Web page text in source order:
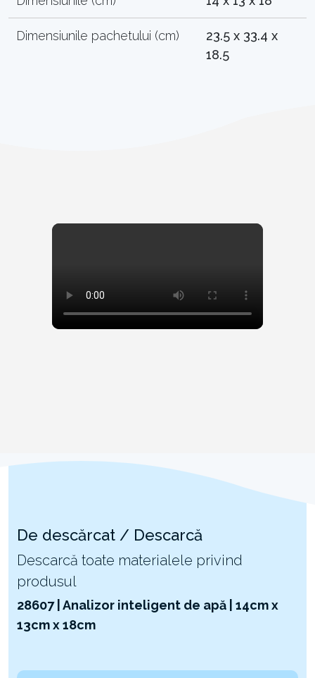
Dimensiunile pachetului (cm)
23.5 x 33.4 x
18.5
De descărcat / Descarcă
Descarcă toate materialele privind
produsul
28607 | Analizor inteligent de apă | 14cm x
13cm x 18cm